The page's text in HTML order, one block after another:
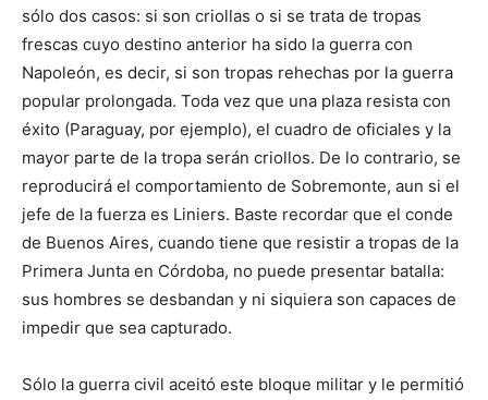
sólo dos casos: si son criollas o si se trata de tropas
frescas cuyo destino anterior ha sido la guerra con
Napoleón, es decir, si son tropas rehechas por la guerra
popular prolongada. Toda vez que una plaza resista con
éxito (Paraguay, por ejemplo), el cuadro de oficiales y la
mayor parte de la tropa serán criollos. De lo contrario, se
reproducirá el comportamiento de Sobremonte, aun si el
jefe de la fuerza es Liniers. Baste recordar que el conde
de Buenos Aires, cuando tiene que resistir a tropas de la
Primera Junta en Córdoba, no puede presentar batalla:
sus hombres se desbandan y ni siquiera son capaces de
impedir que sea capturado.
Sólo la guerra civil aceitó este bloque militar y le permitió